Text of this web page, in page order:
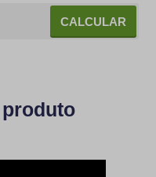
CALCULAR